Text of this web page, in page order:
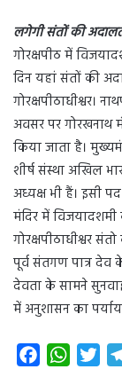
लगेगी संतों की अदालत,
गोरक्षपीठ में
दिन यहां संतों की
गोरक्षपीठाधीश्वर।
अवसर पर गोरखनाथ
किया जाता है।
शीर्ष संस्था अखिल
अध्यक्ष भी हैं। इसी
मंदिर में विजयादशमी
गोरक्षपीठाधीश्वर
पूर्व संतगण पात्र देव
देवता के सामने
में अनुशासन का
W